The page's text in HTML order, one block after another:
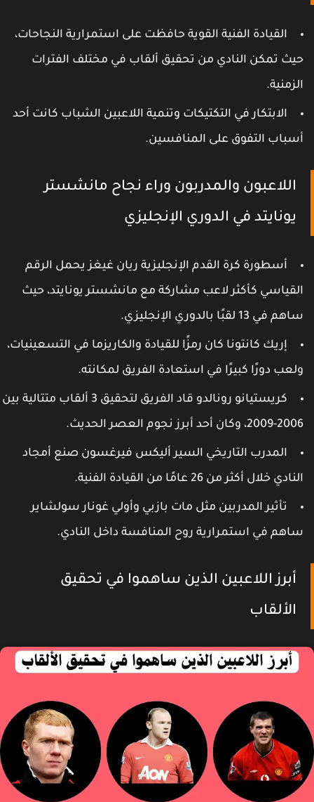
القيادة الفنية القوية حافظت على استمرارية النجاحات،
تمكن النادي من تحقيق ألقاب في مختلف الفترات
الابتكار في التكتيكات وتنمية اللاعبين الشباب كانت أحد
التفوق على المنافسين.
اللاعبون والمدربون وراء نجاح مانشستر
يونايتد في الدوري الإنجليزي
أسطورة كرة القدم الإنجليزية ريان غيغز يحمل الرقم
كأكثر لاعب مشاركة مع مانشستر يونايتد، حيث
في 13 لقبًا بالدوري الإنجليزي.
إريك كانتونا كان رمزًا للقيادة والكاريزما في التسعينيات،
دورًا كبيرًا في استعادة الفريق لمكانته.
كريستيانو رونالدو قاد الفريق لتحقيق 3 ألقاب متتالية بين
وكان أحد أبرز نجوم العصر الحديث.
المدرب التاريخي السير أليكس فيرغسون صنع أمجاد
خلال أكثر من 26 عامًا من القيادة الفنية.
تأثير المدربين مثل مات بازبي وأولي غونار سولشاير
في استمرارية روح المنافسة داخل النادي.
أبرز اللاعبين الذين ساهموا في تحقيق
الألقاب